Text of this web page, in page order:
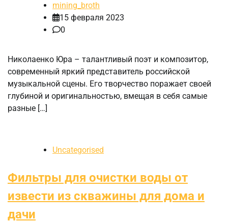
mining_broth
15 февраля 2023
0
Николаенко Юра – талантливый поэт и композитор,
современный яркий представитель российской
музыкальной сцены. Его творчество поражает своей
глубиной и оригинальностью, вмещая в себя самые
разные […]
Uncategorised
Фильтры для очистки воды от
извести из скважины для дома и
дачи